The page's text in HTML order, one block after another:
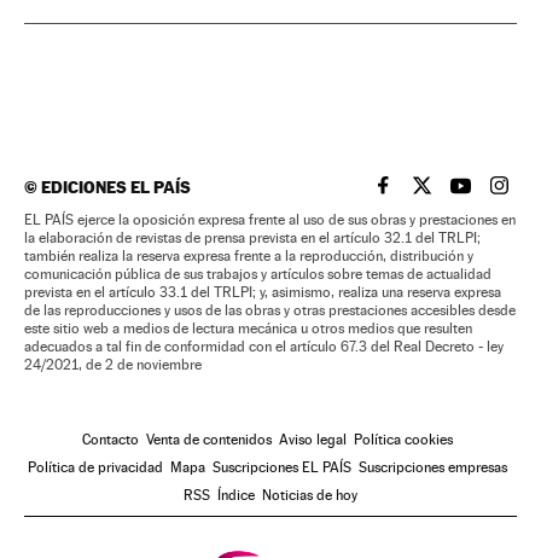
©EDICIONES EL PAÍS EL PAÍS BRASIL EN
EL PAÍSEL PAÍS
EL
EL PAÍS ejerce la oposición expresa frente al uso de sus obras y prestaciones en
la elaboración de revistas de prensa prevista en el artículo 32.1 del TRLPI;
también realiza la reserva expresa frente a la reproducción, distribución y
comunicación pública de sus trabajos y artículos sobre temas de actualidad
prevista en el artículo 33.1 del TRLPI; y, asimismo, realiza una reserva expresa
de las reproducciones y usos de las obras y otras prestaciones accesibles desde
este sitio web a medios de lectura mecánica u otros medios que resulten
adecuados a tal fin de conformidad con el artículo 67.3 del Real Decreto - ley
24/2021, de 2 de noviembre
Contacto Venta de contenidos Aviso legal
Política cookies
Política de privacidad
Mapa Suscripciones EL PAÍS Suscripciones empresas
RSS
Índice Noticias de hoy